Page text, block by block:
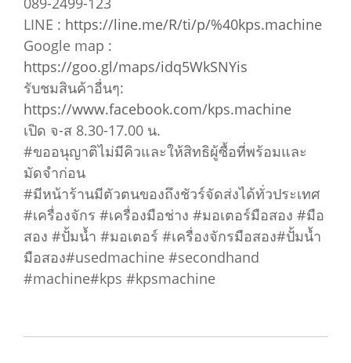
LINE : https://line.me/R/ti/p/%40kps.machine
Google map :
https://goo.gl/maps/idq5WkSNYis
รับชมสินค้าอื่นๆ:
https://www.facebook.com/kps.machine
เปิด จ-ส 8.30-17.00 น.
#ขออนุญาติไม่มีคิวและให้สิทธิผู้ซื้อที่พร้อมและ
มัดจำก่อน
#มีหน้าร้านมีตัวตนของถึงชัวร์จัดส่งได้ทั่วประเทศ
#เครื่องจักร #เครื่องมือช่าง #มอเตอร์มือสอง #มือ
สอง #ปั้มน้ำ #มอเตอร์ #เครื่องจักรมือสอง#ปั้มน้ำ
มือสอง#usedmachine #secondhand
#machine#kps #kpsmachine